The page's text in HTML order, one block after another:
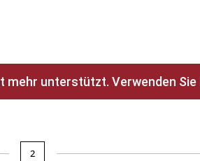
unterstützt. Verwenden
2